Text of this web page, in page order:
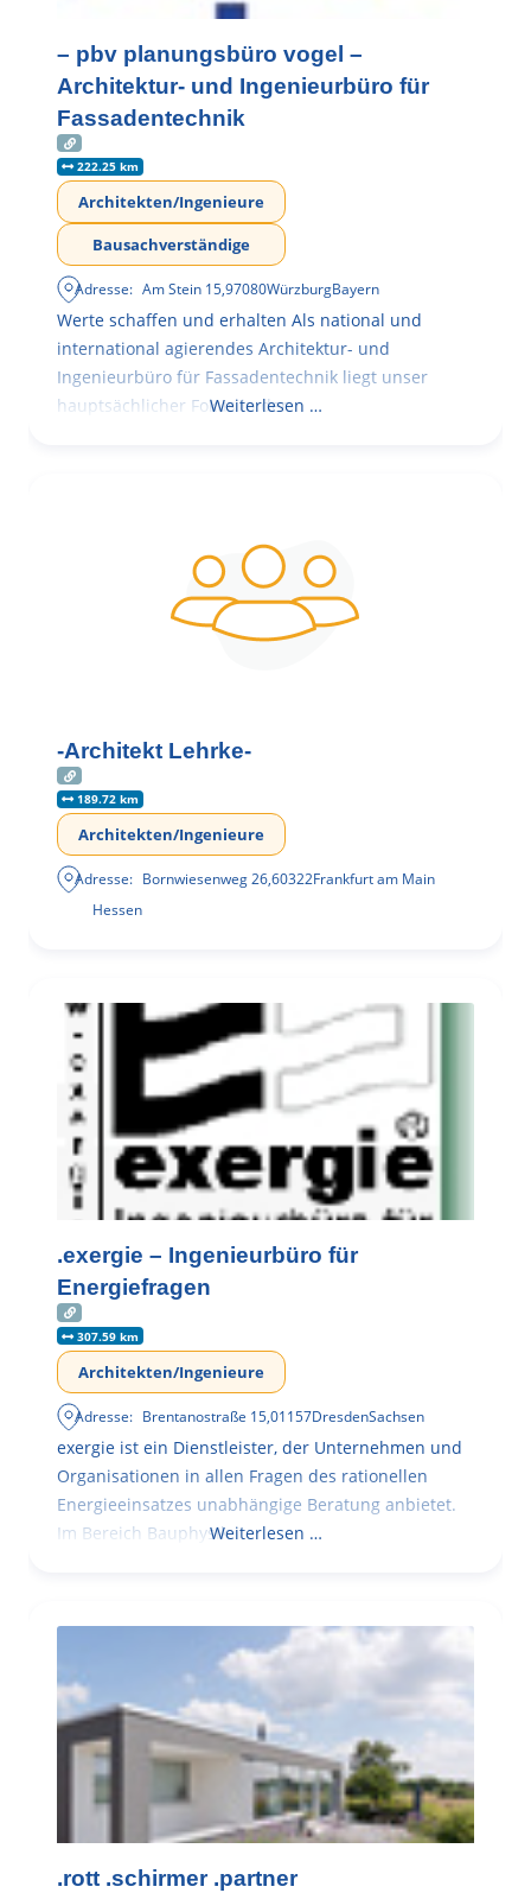
– pbv planungsbüro vogel –
Architektur- und Ingenieurbüro für
Fassadentechnik
222.25 km
Architekten/Ingenieure
Bausachverständige
Adresse: Am Stein 15,97080WürzburgBayern
Werte schaffen und erhalten Als national und
international agierendes Architektur- und
Ingenieurbüro für Fassadentechnik liegt unser
hauptsächlicher Fokus in der
Weiterlesen …
-Architekt Lehrke-
189.72 km
Architekten/Ingenieure
Adresse: Bornwiesenweg 26,60322Frankfurt am Main
Hessen
.exergie – Ingenieurbüro für
Energiefragen
307.59 km
Architekten/Ingenieure
Adresse: Brentanostraße 15,01157DresdenSachsen
exergie ist ein Dienstleister, der Unternehmen und
Organisationen in allen Fragen des rationellen
Energieeinsatzes unabhängige Beratung anbietet.
Im Bereich BauphysikWeiterlesen …
.rott .schirmer .partner